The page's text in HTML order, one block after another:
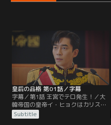
皇后の品格 第01話／字幕
字幕／第1話 王宮でテロ発生！／大
韓帝国の皇帝イ・ヒョクはカリスマ
性あふれる国民の人気者。売れない
ミュージカル女優オ・サニーはヒョ
Subtitle